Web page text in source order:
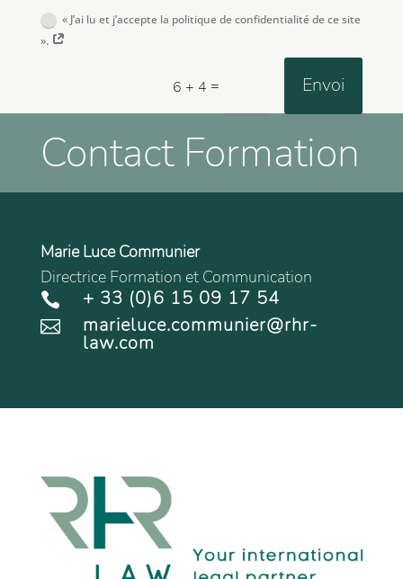
« J’ai lu et j’accepte la politique de confidentialité de ce site
».
6 + 4 = Envoi
Contact Formation
Marie Luce Communier
Directrice Formation et Communication
 + 33 (0)6 15 09 17 54
 marieluce.communier@rhr-
law.com